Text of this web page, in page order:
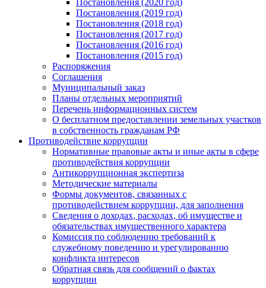
Постановления (2020 год)
Постановления (2019 год)
Постановления (2018 год)
Постановления (2017 год)
Постановления (2016 год)
Постановления (2015 год)
Распоряжения
Соглашения
Муниципальный заказ
Планы отдельных мероприятий
Перечень информационных систем
О бесплатном предоставлении земельных участков
в собственность гражданам РФ
Противодействие коррупции
Нормативные правовые акты и иные акты в сфере
противодействия коррупции
Антикоррупционная экспертиза
Методические материалы
Формы документов, связанных с
противодействием коррупции, для заполнения
Сведения о доходах, расходах, об имуществе и
обязательствах имущественного характера
Комиссия по соблюдению требований к
служебному поведению и урегулированию
конфликта интересов
Обратная связь для сообщений о фактах
коррупции